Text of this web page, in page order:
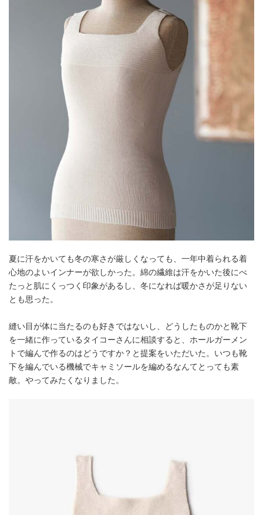
夏に汗をかいても冬の寒さが厳しくなっても、一年中着られる着
心地のよいインナーが欲しかった。綿の繊維は汗をかいた後にべ
たっと肌にくっつく印象があるし、冬になれば暖かさが足りない
とも思った。
縫い目が体に当たるのも好きではないし、どうしたものかと靴下
を一緒に作っているタイコーさんに相談すると、ホールガーメン
トで編んで作るのはどうですか？と提案をいただいた。いつも靴
下を編んでいる機械でキャミソールを編めるなんてとっても素
敵。やってみたくなりました。